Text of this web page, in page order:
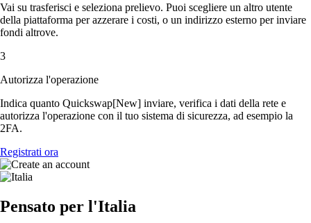
Vai su trasferisci e seleziona prelievo. Puoi scegliere un altro utente
della piattaforma per azzerare i costi, o un indirizzo esterno per inviare
fondi altrove.
3
Autorizza l'operazione
Indica quanto Quickswap[New] inviare, verifica i dati della rete e
autorizza l'operazione con il tuo sistema di sicurezza, ad esempio la
2FA.
Registrati ora
Pensato per l'Italia